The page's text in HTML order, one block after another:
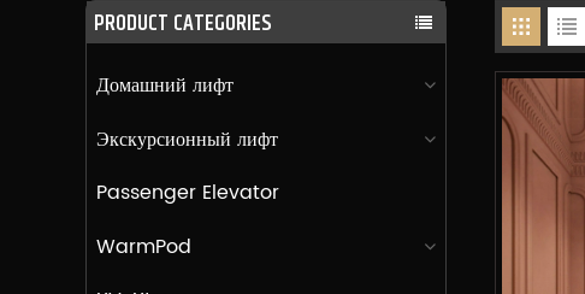
PRODUCT CATEGORIES
Домашний лифт
Экскурсионный лифт
Passenger Elevator
WarmPod